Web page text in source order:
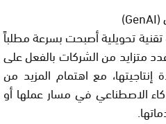
تحويلية أصبحت بسرعة مطلباً
متزايد من الشركات بالفعل على
إنتاجيتها، مع اهتمام المزيد من
الاصطناعي في مسار عملها أو